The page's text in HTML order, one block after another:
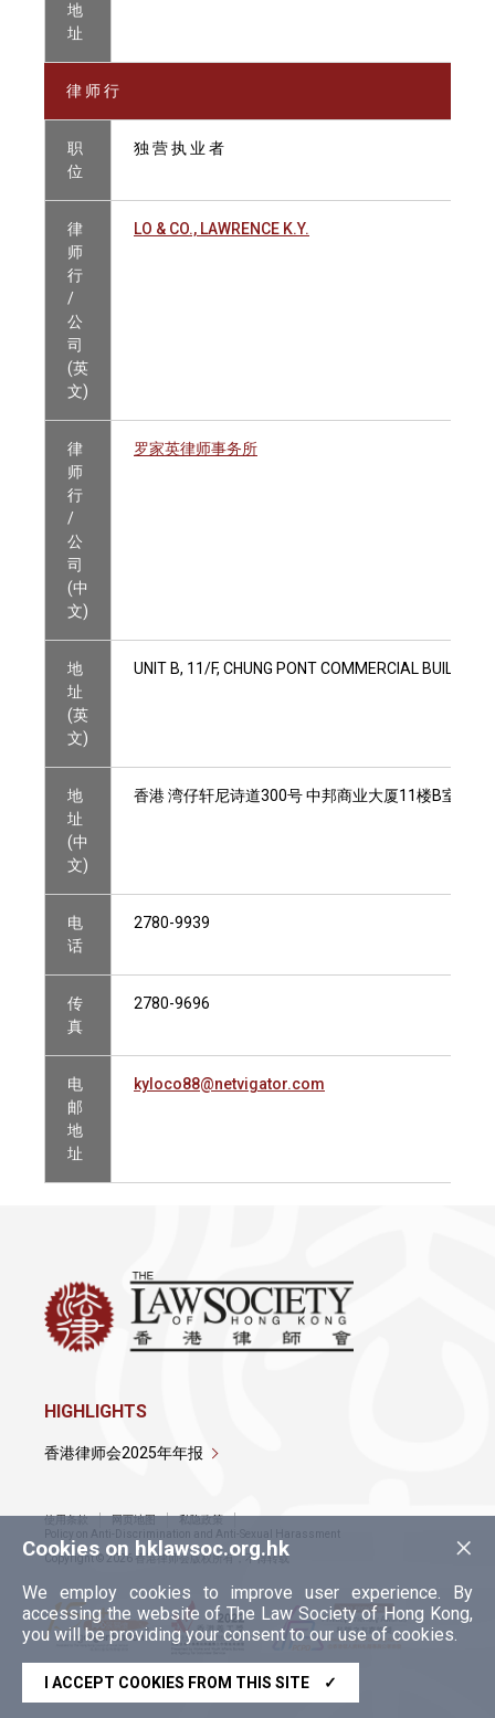
地
址
律 师 行
职
位
独 营 执 业 者
律
师
行
/
公
司
(英
文)
LO & CO., LAWRENCE K.Y.
律
师
行
/
公
司
(中
文)
罗家英律师事务所
地
址
(英
文)
UNIT B, 11/F, CHUNG PONT COMMERCIAL
地
址
(中
文)
香港 湾仔轩尼诗道300号 中邦商业大厦11楼B室
电
话
2780-9939
传
真
2780-9696
电
邮
地
址
kyloco88@netvigator.com
×
Cookies on hklawsoc.org.hk
We employ cookies to improve user experience. By
accessing the website of The Law Society of Hong Kong,
you will be providing your consent to our use of cookies.
I ACCEPT COOKIES FROM THIS SITE ✓
HIGHLIGHTS
香港律师会2025年年报
使用条款 网页地图
私隐政策
Policy on Anti-Discrimination and Anti-Sexual Harassment
Copyright © 2026 香港律师会版权所有，不得转载